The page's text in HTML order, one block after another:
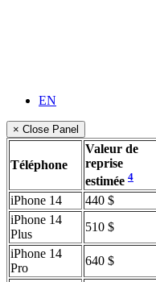
EN
× Close Panel
Téléphone
Valeur de
reprise
estimée 4
iPhone 14 440 $
iPhone 14
Plus
510 $
iPhone 14
Pro
640 $